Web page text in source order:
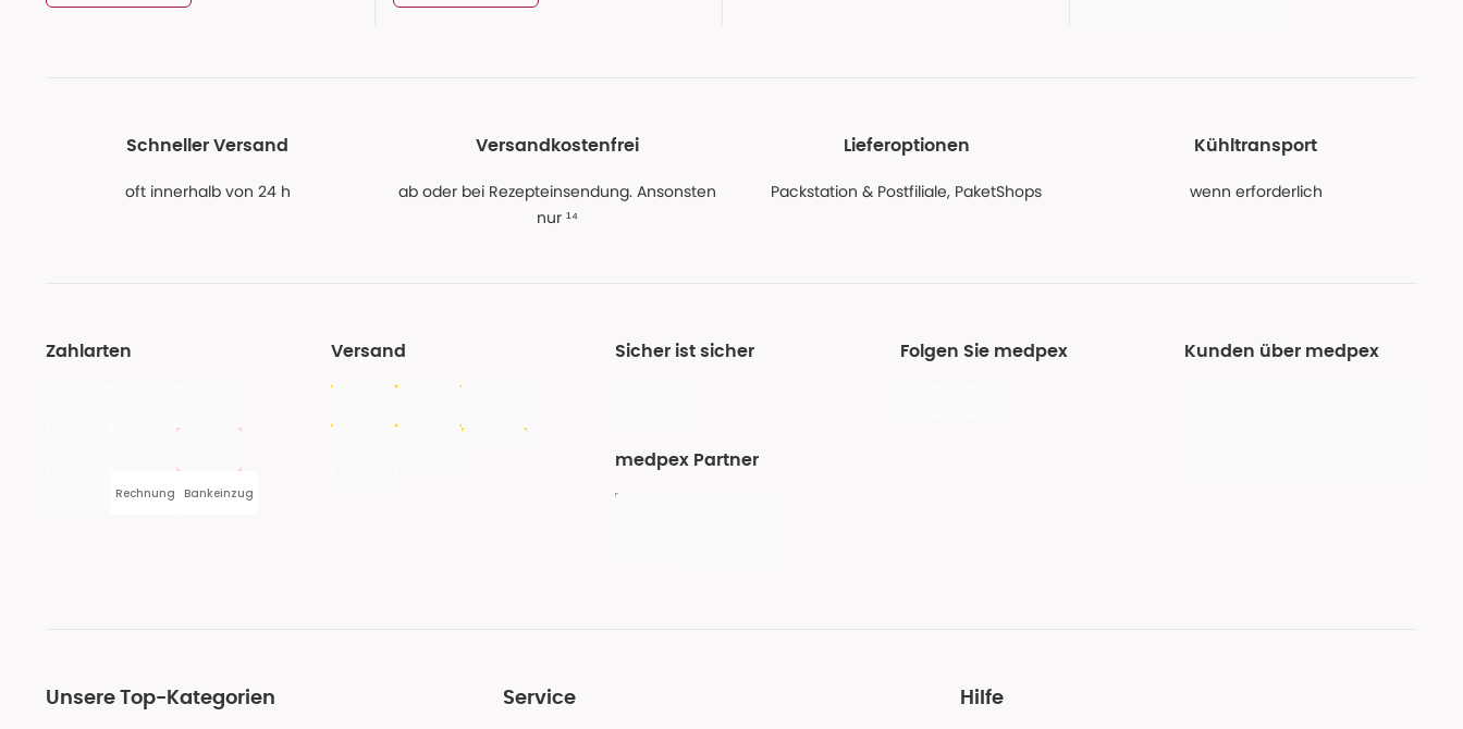
Schneller Versand
oft innerhalb von 24 h
Versandkostenfrei
ab oder bei Rezepteinsendung. Ansonsten
nur ¹⁴
Lieferoptionen
Packstation & Postfiliale, PaketShops
Kühltransport
wenn erforderlich
Zahlarten
Rechnung Bankeinzug
Versand Sicher ist sicher
medpex Partner
Folgen Sie medpex Kunden über medpex
Unsere Top-Kategorien Service Hilfe